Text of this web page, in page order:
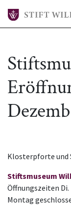
Klosterpforte und
Stiftsmuseum
Öffnungszeiten Di.
Montag